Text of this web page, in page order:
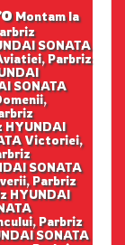
Montam la
SONATA
Parbriz
SONATA
HYUNDAI
Victoriei,
SONATA
Parbriz
HYUNDAI
Parbriz
SONATA